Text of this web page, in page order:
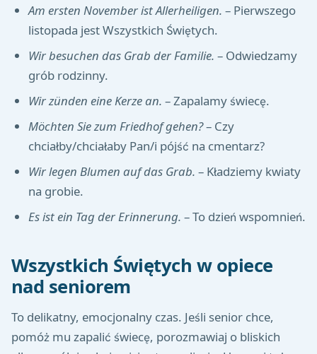
Am ersten November ist Allerheiligen. – Pierwszego
listopada jest Wszystkich Świętych.
Wir besuchen das Grab der Familie. – Odwiedzamy
grób rodzinny.
Wir zünden eine Kerze an. – Zapalamy świecę.
Möchten Sie zum Friedhof gehen?– Czy
chciałby/chciałaby Pan/i pójść na cmentarz?
Wir legen Blumen auf das Grab. – Kładziemy kwiaty
na grobie.
Es ist ein Tag der Erinnerung. – To dzień wspomnień.
Wszystkich Świętych w opiece
nad seniorem
To delikatny, emocjonalny czas. Jeśli senior chce,
pomóż mu zapalić świecę, porozmawiaj o bliskich